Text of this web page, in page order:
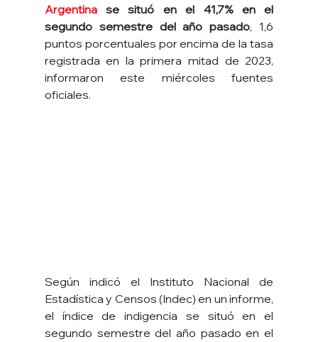
Argentina se situó en el 41,7% en el
segundo semestre del año pasado, 1,6
puntos porcentuales por encima de la tasa
registrada en la primera mitad de 2023,
informaron este miércoles fuentes
oficiales.
Según indicó el Instituto Nacional de
Estadística y Censos (Indec) en un informe,
el índice de indigencia se situó en el
segundo semestre del año pasado en el